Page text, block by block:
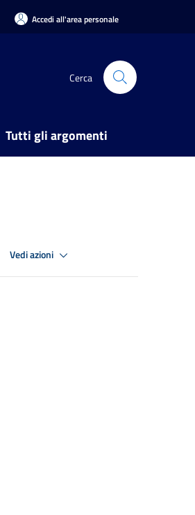
Accedi all'area personale
Cerca
Tutti gli argomenti
Vedi azioni